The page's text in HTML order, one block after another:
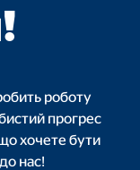
роботу
прогрес
хочете бути
нас!